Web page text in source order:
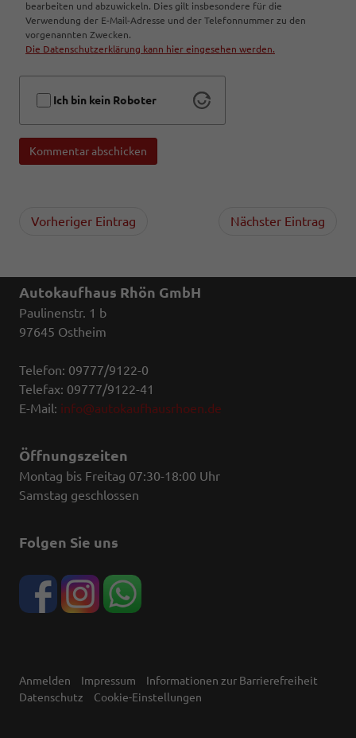
bearbeiten und abzuwickeln. Dies gilt insbesondere für die
Verwendung der E-Mail-Adresse und der Telefonnummer zu den
vorgenannten Zwecken.
Die Datenschutzerklärung kann hier eingesehen werden.
Ich bin kein Roboter
Kommentar abschicken
Vorheriger Eintrag Nächster Eintrag
Autokaufhaus Rhön GmbH
Paulinenstr. 1 b
97645 Ostheim
Telefon: 09777/9122-0
Telefax: 09777/9122-41
E-Mail: info@autokaufhausrhoen.de
Öffnungszeiten
Montag bis Freitag 07:30-18:00 Uhr
Samstag geschlossen
Folgen Sie uns
Anmelden Impressum
Informationen zur Barrierefreiheit
Datenschutz
Cookie-Einstellungen